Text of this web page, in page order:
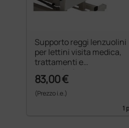
Supporto reggi lenzuolini
per lettini visita medica,
trattamenti e
manipolazioni
83,00 €
(Prezzo i.e.)
1